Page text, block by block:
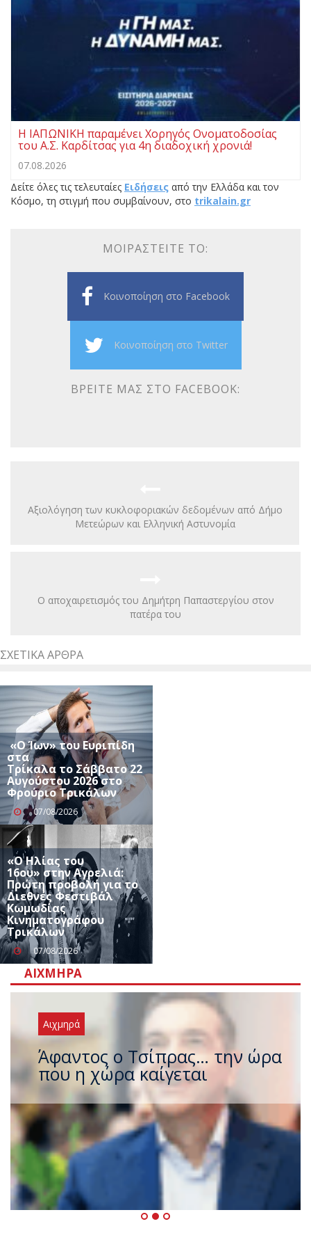
Η ΙΑΠΩΝΙΚΗ παραμένει Χορηγός Ονοματοδοσίας
του Α.Σ. Καρδίτσας για 4η διαδοχική χρονιά!
07.08.2026
Δείτε όλες τις τελευταίες Ειδήσεις από την Ελλάδα και τον
Κόσμο, τη στιγμή που συμβαίνουν, στο trikalain.gr
ΜΟΙΡΑΣΤΕΊΤΕ ΤΟ:
Κοινοποίηση στο Facebook
Κοινοποίηση στο Twitter
ΒΡΕΊΤΕ ΜΑΣ ΣΤΟ FACEBOOK:
Αξιολόγηση των κυκλοφοριακών δεδομένων από Δήμο
Μετεώρων και Ελληνική Αστυνομία
Ο αποχαιρετισμός του Δημήτρη Παπαστεργίου στον
πατέρα του
ΣΧΕΤΙΚΆ ΆΡΘΡΑ
«Ο Ίων» του Ευριπίδη
στα
Τρίκαλα το Σάββατο 22
Αυγούστου 2026 στο
Φρούριο Τρικάλων
07/08/2026
«Ο Ηλίας του
16ου» στην Αγρελιά:
Πρώτη προβολή για το
Διεθνές Φεστιβάλ
Κωμωδίας
Κινηματογράφου
Τρικάλων
07/08/2026
ΑΙΧΜΗΡΆ
Αιχμηρά
Άφαντος ο Τσίπρας… την ώρα
που η χώρα καίγεται